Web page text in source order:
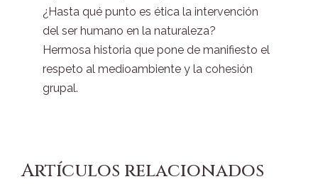
¿Hasta qué punto es ética la intervención
del ser humano en la naturaleza?
Hermosa historia que pone de manifiesto el
respeto al medioambiente y la cohesión
grupal.
Artículos relacionados